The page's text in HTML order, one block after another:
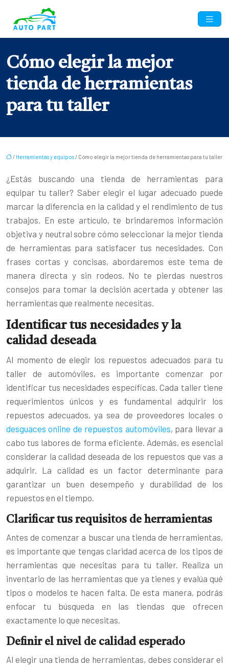
Cómo elegir la mejor
tienda de herramientas
para tu taller
/ Herramientas y equipos/ Cómo elegir la mejor tienda de herramientas para tu taller
¿Estás buscando una tienda de herramientas para
equipar tu taller? Saber elegir el lugar adecuado puede
marcar la diferencia en la calidad y el rendimiento de tus
trabajos. En este artículo, te brindaremos información
objetiva y neutral sobre cómo seleccionar la mejor tienda
de herramientas para satisfacer tus necesidades. Con
frases cortas y concisas, abordaremos este tema de
manera directa y sin rodeos. No te pierdas nuestros
consejos para tomar la decisión acertada y obtener las
herramientas que realmente necesitas.
Identificar tus necesidades y la
calidad deseada
Al momento de elegir los repuestos adecuados para tu
taller de automóviles, es importante comenzar por
identificar tus necesidades específicas. Cada taller tiene
requerimientos únicos y es fundamental adquirir los
repuestos adecuados, ya sea de proveedores locales o
desguaces online de repuestos automóviles, para llevar a
cabo tus labores de forma eficiente. Además, es esencial
considerar la calidad deseada de los repuestos que vas a
adquirir. La calidad es un factor determinante para
garantizar un buen desempeño y durabilidad de los
repuestos en el tiempo.
Clarificar tus requisitos de herramientas
Antes de comenzar a buscar una tienda de herramientas,
es importante que tengas claridad acerca de los tipos de
herramientas que necesitas para tu taller. Realiza un
inventario de las herramientas que ya tienes y evalúa qué
tipos o modelos te hacen falta. De esta manera, podrás
enfocar tu búsqueda en las tiendas que ofrecen
exactamente lo que necesitas.
Definir el nivel de calidad esperado
Al elegir una tienda de herramientas, debes considerar el